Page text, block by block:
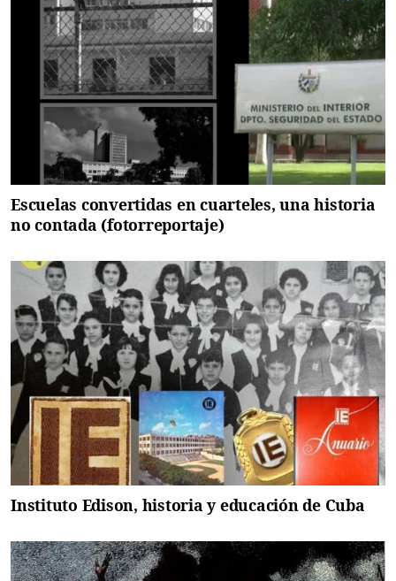
Escuelas convertidas en cuarteles, una historia
no contada (fotorreportaje)
Instituto Edison, historia y educación de Cuba